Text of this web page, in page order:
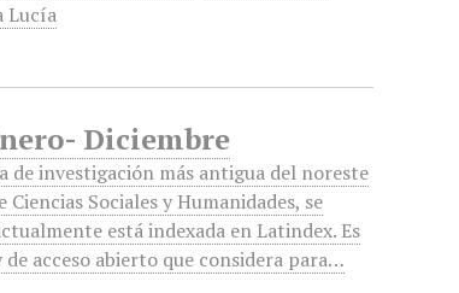
Lucía
Diciembre
de investigación más antigua del noreste
Ciencias Sociales y Humanidades, se
está indexada en Latindex. Es
acceso abierto que considera para…